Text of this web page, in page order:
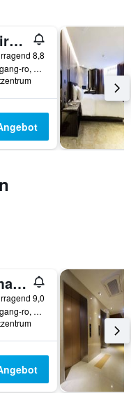
Galmea First Hotel
3
8,8
89-7, Galmaejungang-ro, Guri, Südkorea
Guri Galmae Indi Present Hotel
3
9,0
81-8, Galmaejungang-ro, Guri, Südkorea